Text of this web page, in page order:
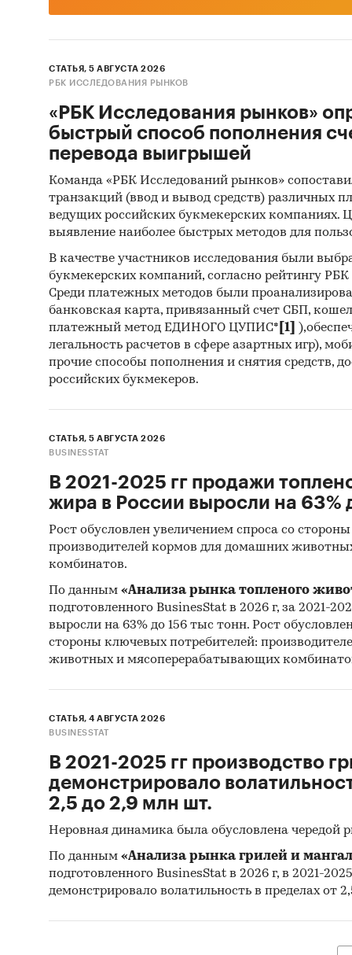
и
в
доля
СТАТЬЯ, 5 АВГУСТА 2026
РБК ИССЛЕДОВАНИЯ РЫНКОВ
«РБК Исследования рынков»
быстрый способ пополнения
перевода выигрышей
Команда «РБК Исследований рынков»
транзакций (ввод и вывод средств) различных
ведущих российских букмекерских компаниях.
выявление наиболее быстрых методов для
В качестве участников исследования были
букмекерских компаний, согласно рейтингу
Среди платежных методов были
банковская карта, привязанный счет СБП,
платежный метод ЕДИНОГО ЦУПИС* [1]
легальность расчетов в сфере азартных игр),
прочие способы пополнения и снятия средств,
российских букмекеров.
СТАТЬЯ, 5 АВГУСТА 2026
BUSINESSTAT
В 2021-2025 гг продажи
жира в России выросли на 63%
Рост обусловлен увеличением спроса со
производителей кормов для домашних
комбинатов.
По данным «Анализа рынка топленого
подготовленного BusinesStat в 2026 г, за 2021-
выросли на 63% до 156 тыс тонн. Рост
стороны ключевых потребителей:
животных и мясоперерабатывающих
СТАТЬЯ, 4 АВГУСТА 2026
BUSINESSTAT
В 2021-2025 гг производство
демонстрировало
2,5 до 2,9 млн шт.
Неровная динамика была обусловлена чередой
По данным «Анализа рынка грилей и
подготовленного BusinesStat в 2026 г, в 2021-
демонстрировало волатильность в пределах от